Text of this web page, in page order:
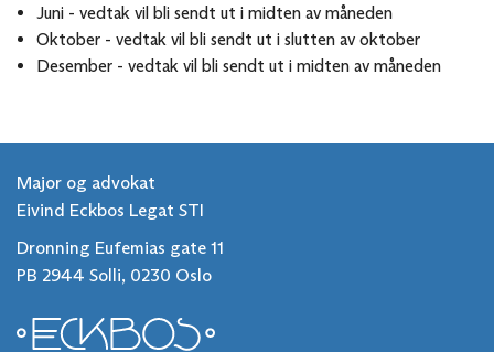
Juni - vedtak vil bli sendt ut i midten av måneden
Oktober - vedtak vil bli sendt ut i slutten av oktober
Desember - vedtak vil bli sendt ut i midten av måneden
Major og advokat
Eivind Eckbos Legat STI
Dronning Eufemias gate 11
PB 2944 Solli, 0230 Oslo